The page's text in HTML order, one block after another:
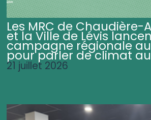
Les MRC de
et la Ville de Lévis
campagne régionale
pour parler de climat
21 juillet 2026